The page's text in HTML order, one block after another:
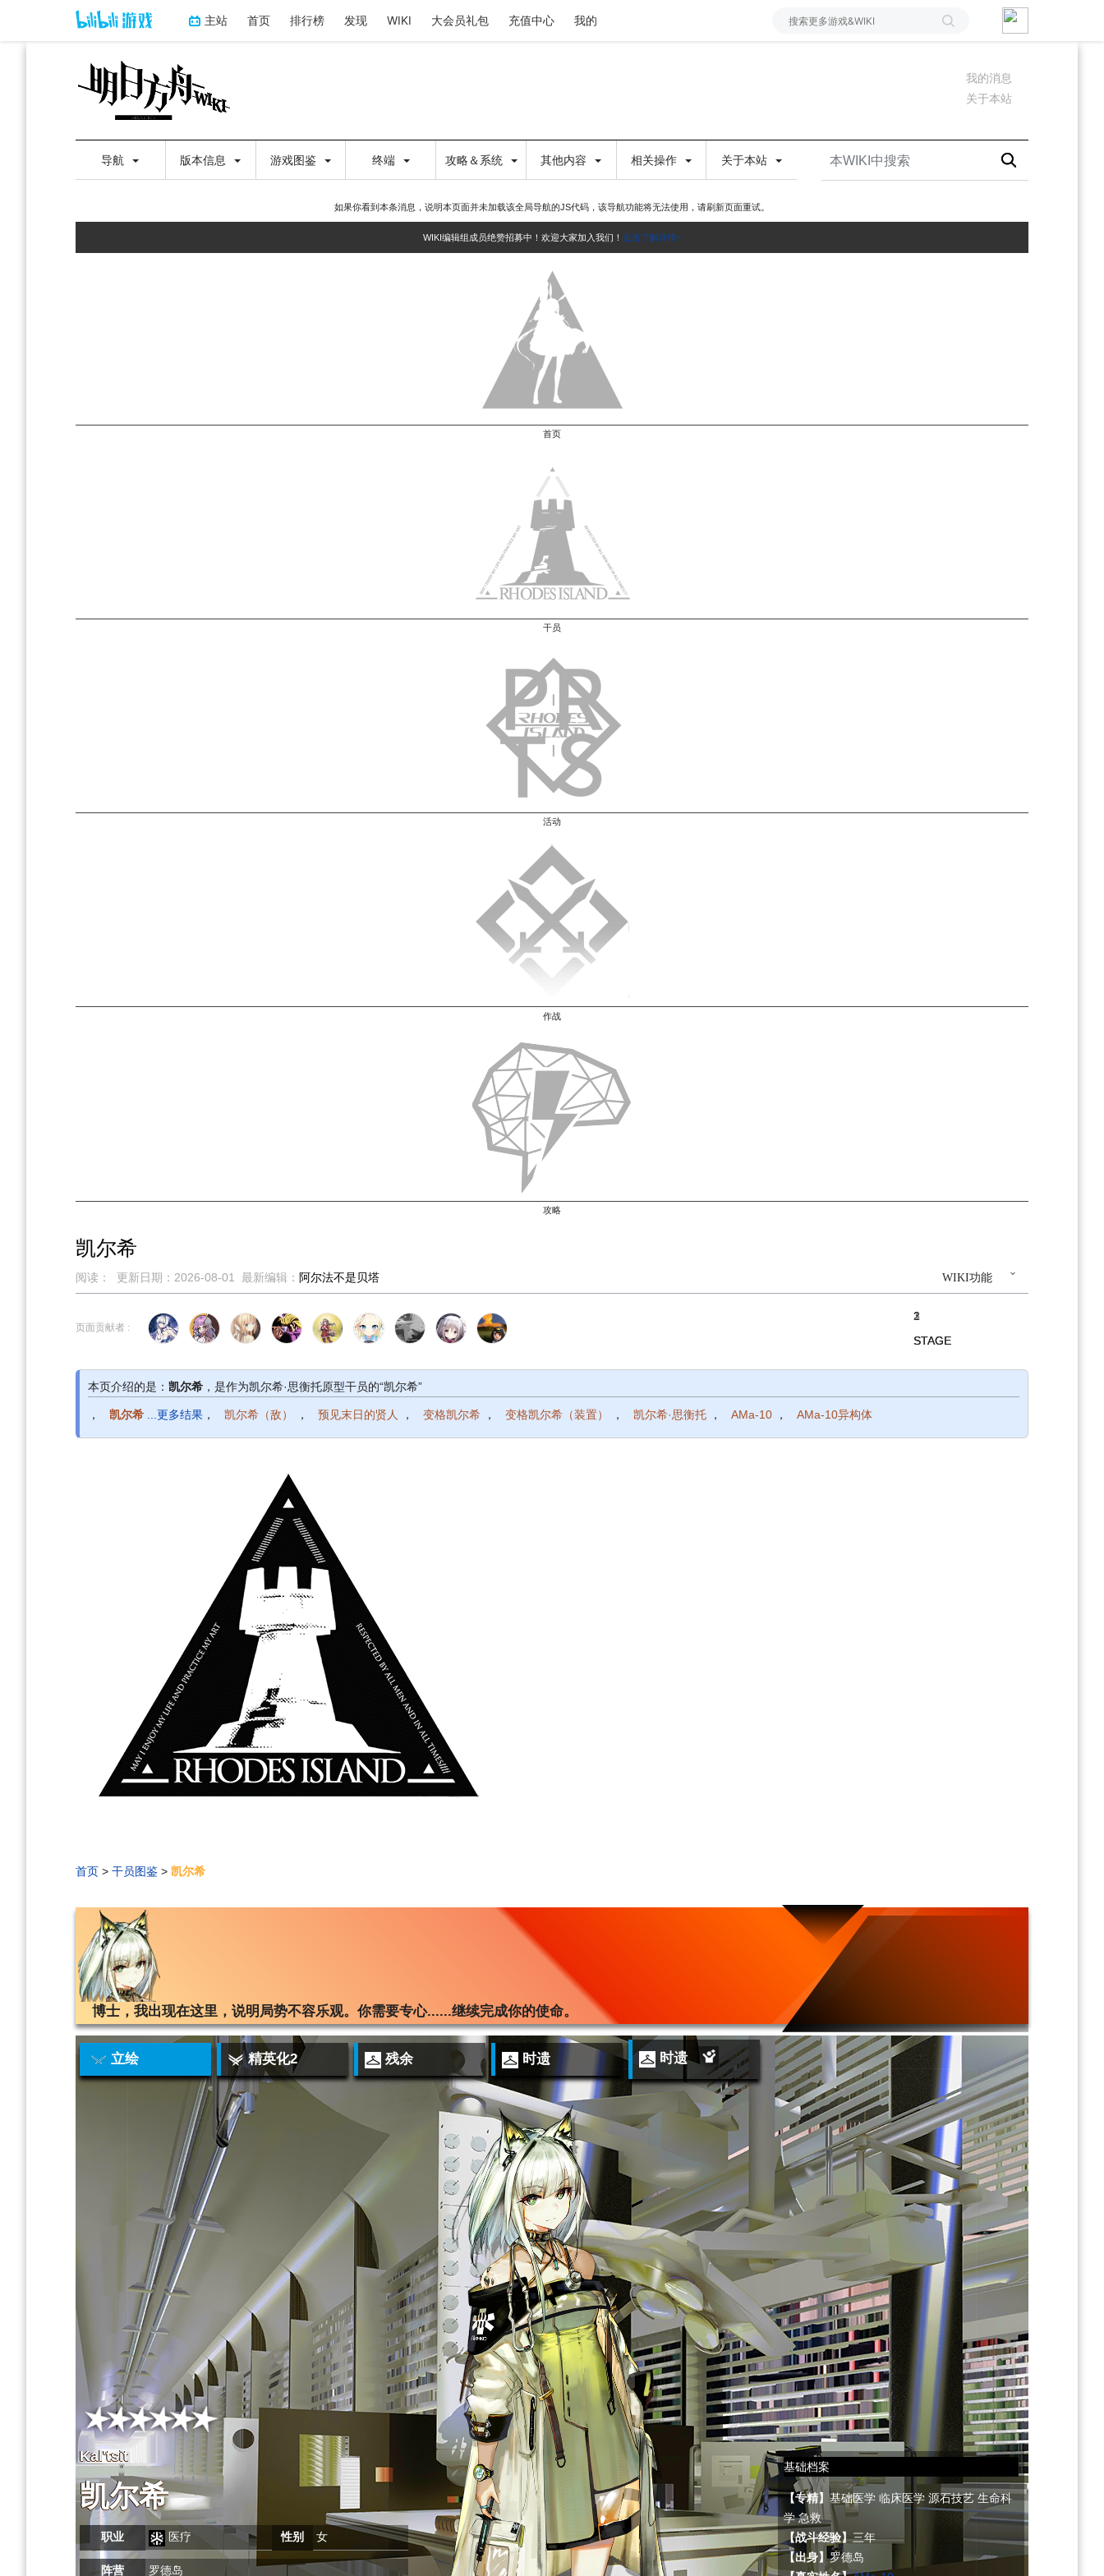
主站 首页 排行榜 发现 WIKI 大会员礼包 充值中心 我的
我的消息
关于本站
导航 版本信息 游戏图鉴 终端 攻略＆系统 其他内容 相关操作 关于本站
如果你看到本条消息，说明本页面并未加载该全局导航的JS代码，该导航功能将无法使用，请刷新页面重试。
WIKI编辑组成员绝赞招募中！欢迎大家加入我们！ 点击了解详情~
首页
干员
活动
作战
攻略
凯尔希
WIKI功能
阅读： 更新日期： 2026-08-01 最新编辑： 阿尔法不是贝塔
到
到
页面贡献者 :
本页介绍的是： 凯尔希 ，是作为凯尔希·思衡托原型干员的“凯尔希”
， 凯尔希 ...更多结果 ， 凯尔希（敌） ， 预见末日的贤人 ， 变格凯尔希 ， 变格凯尔希（装置） ， 凯尔希·思衡托 ， AMa-10 ， AMa-10异构体
首页 > 干员图鉴 > 凯尔希
博士，我出现在这里，说明局势不容乐观。你需要专心......继续完成你的使命。
立绘 精英化2 残余 时遗 时遗
Kal'tsit
凯尔希
职业 医疗 性别 女
阵营 罗德岛
基础档案
【专精】 基础医学 临床医学 源石技艺 生命科
学 急救
【战斗经验】三年
【出身】罗德岛
1
STAGE
2
STAGE
3
STAGE
1
STAGE
2
STAGE
3
STAGE
1
STAGE
2
STAGE
3
STAGE